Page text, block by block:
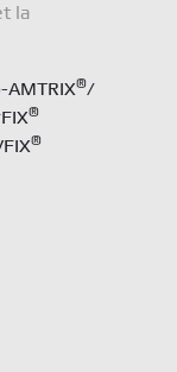
la
AMTRIX®/
®
®